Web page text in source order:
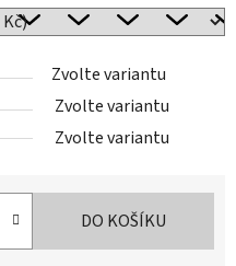
Zvolte variantu
Zvolte variantu
Zvolte variantu
DO KOŠÍKU